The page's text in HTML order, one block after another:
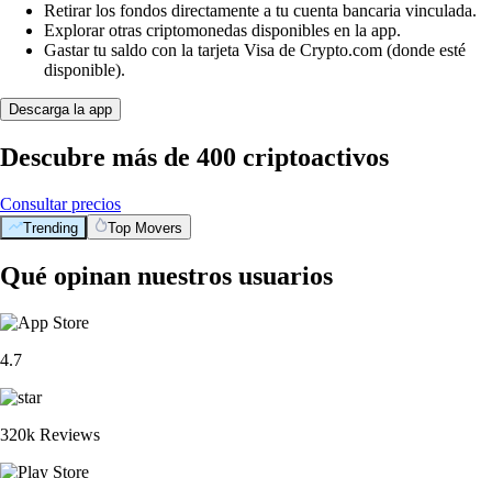
Retirar los fondos directamente a tu cuenta bancaria vinculada.
Explorar otras criptomonedas disponibles en la app.
Gastar tu saldo con la tarjeta Visa de Crypto.com (donde esté
disponible).
Descarga la app
Descubre más de 400 criptoactivos
Consultar precios
Trending Top Movers
Qué opinan nuestros usuarios
4.7
320k Reviews